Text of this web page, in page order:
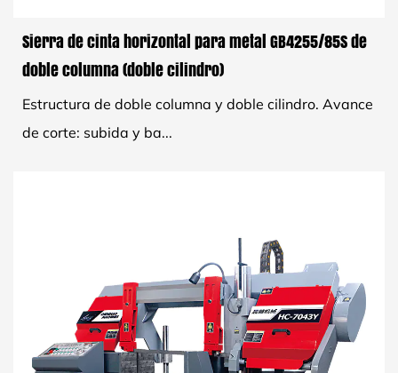
Sierra de cinta horizontal para metal GB4255/85S de
doble columna (doble cilindro)
Estructura de doble columna y doble cilindro. Avance
de corte: subida y ba...